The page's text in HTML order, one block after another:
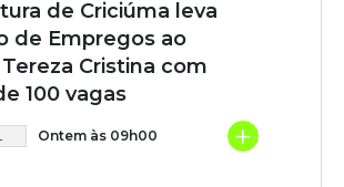
de Criciúma leva
de Empregos ao
Cristina com
100 vagas
Ontem às 09h00 +